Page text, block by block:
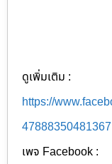
ดูเพิ่มเติม :
https://
47888350481367
เพจ Facebook :